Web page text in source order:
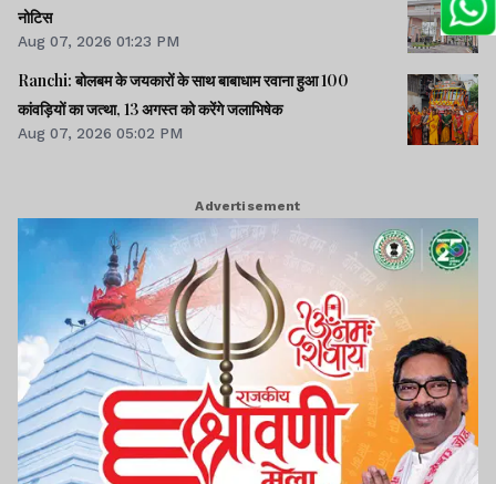
नोटिस
Aug 07, 2026 01:23 PM
Ranchi: बोलबम के जयकारों के साथ बाबाधाम रवाना हुआ 100
कांवड़ियों का जत्था, 13 अगस्त को करेंगे जलाभिषेक
Aug 07, 2026 05:02 PM
Advertisement